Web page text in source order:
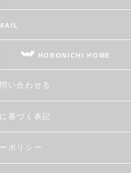
HOBONICHI HOME
い合わせる
基づく表記
ポリシー